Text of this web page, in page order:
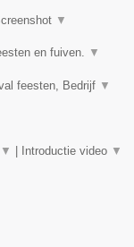
▼
en fuiven. ▼
feesten, Bedrijf ▼
▼ Introductie video ▼